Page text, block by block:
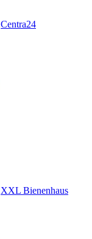
Centra24
XXL Bienenhaus